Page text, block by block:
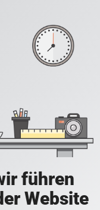
führen
Website